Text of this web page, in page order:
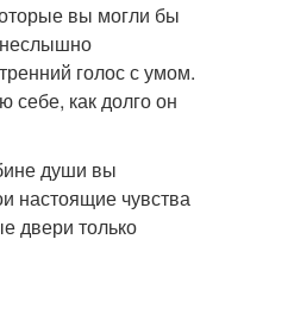
вы могли бы
неслышно
голос с умом.
себе, как долго он
души вы
настоящие чувства
двери только